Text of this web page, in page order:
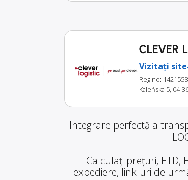
CLEVER
Vizitați
Reg no:
Kaleńska 5, 04-
Integrare perfectă a
Calculați prețuri, ETD,
expediere, link-uri de